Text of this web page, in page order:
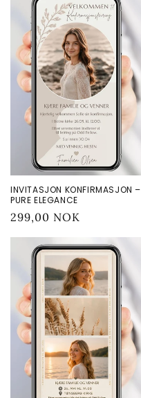
INVITASJON KONFIRMASJON –
PURE ELEGANCE
Vanlig
299,00 NOK